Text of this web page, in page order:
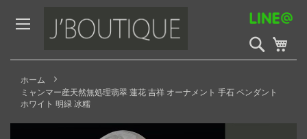
to
Content
検
索
開
ホーム
ミャンマー産天然無処理翡翠 蓮花 吉祥 オーナメント 手石 ペンダント
ホワイト 明緑 冰糯
Skip